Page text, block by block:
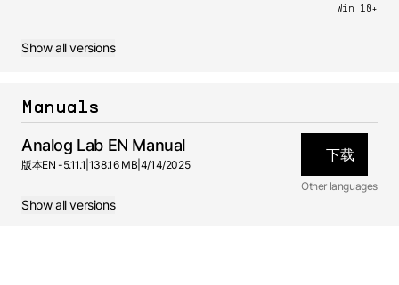
Win 10+
Show all versions
Manuals
Analog Lab EN Manual
版本EN -5.11.1 138.16 MB 4/14/2025
下载
Other languages
Show all versions